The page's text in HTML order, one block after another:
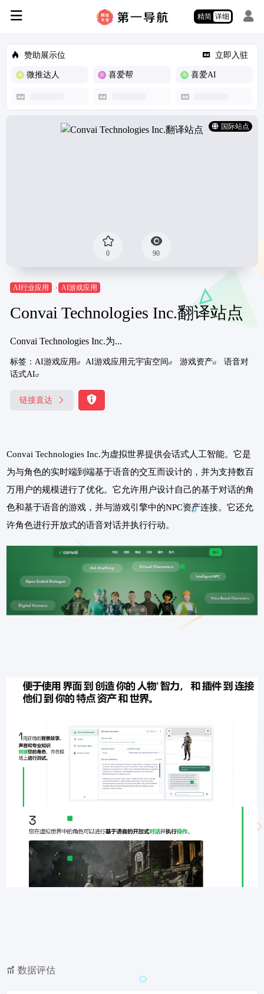
精简 详细
赞助展示位 立即入驻
微推达人 喜爱帮 喜爱AI
国际站点
0 90
AI行业应用 AI游戏应用
Convai Technologies Inc.翻译站点
Convai Technologies Inc.为...
标签： AI游戏应用 AI游戏应用元宇宙空间 游戏资产
语音对
话式AI
链接直达
Convai Technologies Inc.为虚拟世界提供会话式人工智能。它是
为与角色的实时端到端基于语音的交互而设计的，并为支持数百
万用户的规模进行了优化。它允许用户设计自己的基于对话的角
色和基于语音的游戏，并与游戏引擎中的NPC资产连接。它还允
许角色进行开放式的语音对话并执行行动。
数据评估